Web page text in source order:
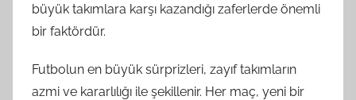
büyük takımlara karşı kazandığı zaferlerde önemli
bir faktördür.
Futbolun en büyük sürprizleri, zayıf takımların
azmi ve kararlılığı ile şekillenir. Her maç, yeni bir